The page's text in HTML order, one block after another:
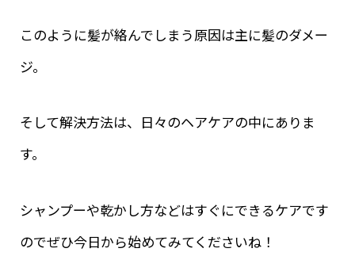
このように髪が絡んでしまう原因は主に髪のダメー
ジ。
そして解決方法は、日々のヘアケアの中にありま
す。
シャンプーや乾かし方などはすぐにできるケアです
のでぜひ今日から始めてみてくださいね！